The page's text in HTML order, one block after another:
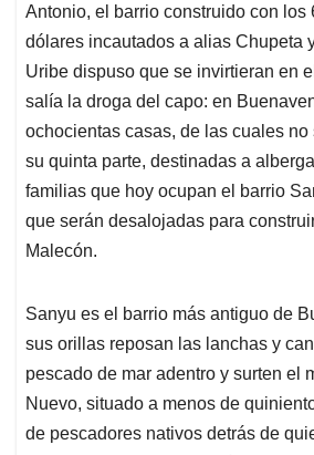
Antonio, el barrio construido con los
dólares incautados a alias Chupeta
Uribe dispuso que se invirtieran en
salía la droga del capo: en
ochocientas casas, de las cuales no
su quinta parte, destinadas a
familias que hoy ocupan el barrio
que serán desalojadas para
Malecón.
Sanyu es el barrio más antiguo de
sus orillas reposan las lanchas y
pescado de mar adentro y surten el
Nuevo, situado a menos de
de pescadores nativos detrás de